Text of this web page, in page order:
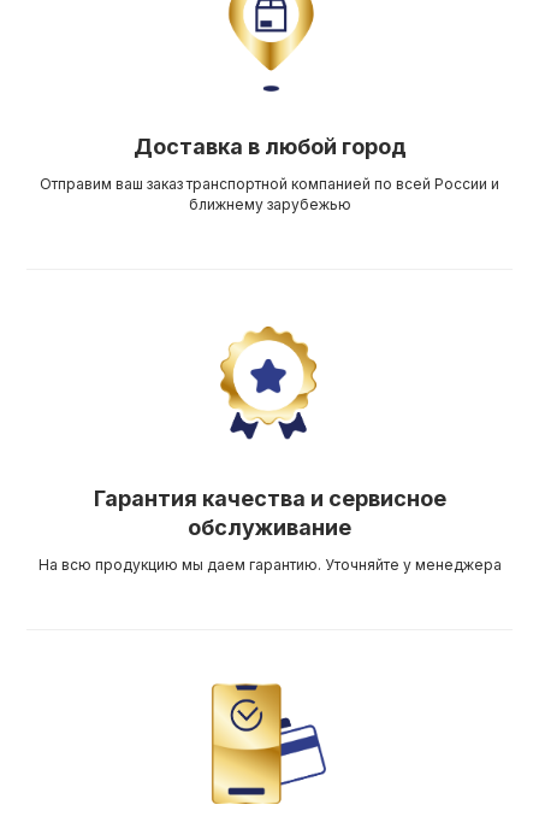
Доставка в любой город
Отправим ваш заказ транспортной компанией по всей России и
ближнему зарубежью
Гарантия качества и сервисное
обслуживание
На всю продукцию мы даем гарантию. Уточняйте у менеджера